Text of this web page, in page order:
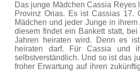
Das junge Mädchen Cassia
Provinz Orias. Es ist Cassias 17.
Mädchen und jeder Junge in
diesem findet ein Bankett statt,
Jahren heiraten wird. Denn es
heiraten darf. Für Cassia und
selbstverständlich. Und so ist das
froher Erwartung auf ihren